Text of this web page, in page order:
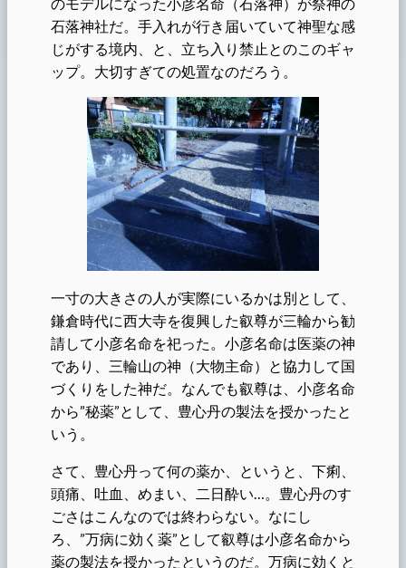
石落神社だ。手入れが行き届いていて神聖な感
じがする境内、と、立ち入り禁止とのこのギャ
ップ。大切すぎての処置なのだろう。
一寸の大きさの人が実際にいるかは別として、
鎌倉時代に西大寺を復興した叡尊が三輪から勧
請して小彦名命を祀った。小彦名命は医薬の神
であり、三輪山の神（大物主命）と協力して国
づくりをした神だ。なんでも叡尊は、小彦名命
から”秘薬”として、豊心丹の製法を授かったと
いう。
さて、豊心丹って何の薬か、というと、下痢、
頭痛、吐血、めまい、二日酔い…。豊心丹のす
ごさはこんなのでは終わらない。なにし
ろ、”万病に効く薬”として叡尊は小彦名命から
薬の製法を授かったというのだ。万病に効くと